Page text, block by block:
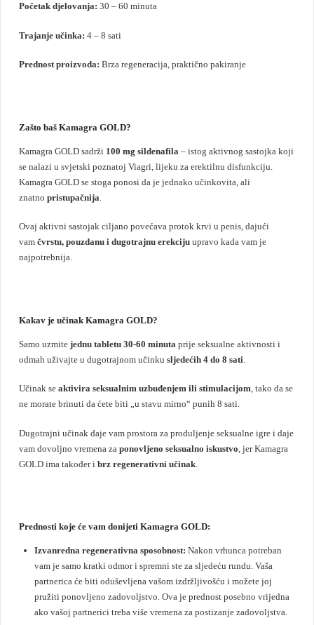
Početak djelovanja: 30 – 60 minuta
Trajanje učinka: 4 – 8 sati
Prednost proizvoda: Brza regeneracija, praktično pakiranje
Zašto baš Kamagra GOLD?
Kamagra GOLD sadrži 100 mg sildenafila – istog aktivnog sastojka koji
se nalazi u svjetski poznatoj Viagri, lijeku za erektilnu disfunkciju.
Kamagra GOLD se stoga ponosi da je jednako učinkovita, ali
znatno pristupačnija
Ovaj aktivni sastojak ciljano povećava protok krvi u penis, dajući
vam čvrstu, pouzdanu i dugotrajnu erekciju upravo kada vam je
najpotrebnija.
Kakav je učinak Kamagra GOLD?
Samo uzmite jednu tabletu 30-60 minuta prije seksualne aktivnosti i
odmah uživajte u dugotrajnom učinku sljedećih 4 do 8 sati
Učinak se aktivira seksualnim uzbuđenjem ili stimulacijom, tako da se
ne morate brinuti da ćete biti „u stavu mirno“ punih 8 sati.
Dugotrajni učinak daje vam prostora za produljenje seksualne igre i daje
vam dovoljno vremena za ponovljeno seksualno iskustvo , jer Kamagra
GOLD ima također i brz regenerativni učinak
Prednosti koje će vam donijeti Kamagra GOLD:
Izvanredna regenerativna sposobnost: Nakon vrhunca potreban
vam je samo kratki odmor i spremni ste za sljedeću rundu. Vaša
partnerica će biti oduševljena vašom izdržljivošću i možete joj
pružiti ponovljeno zadovoljstvo. Ova je prednost posebno vrijedna
ako vašoj partnerici treba više vremena za postizanje zadovoljstva.